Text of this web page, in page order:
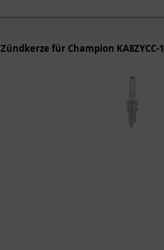
Zündkerze für Champion KA8ZYCC-1